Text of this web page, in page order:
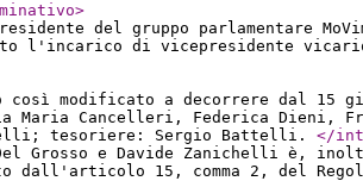
>
del gruppo parlamentare
l'incarico di vicepresidente
modificato a decorrere dal 15
Maria Cancelleri, Federica Dieni,
tesoriere: Sergio Battelli. </
Del Grosso e Davide Zanichelli
dall'articolo 15, comma 2, del